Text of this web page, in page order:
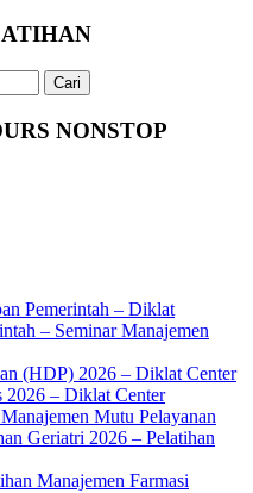
NONSTOP
Pemerintah – Diklat
– Seminar Manajemen
(HDP) 2026 – Diklat Center
2026 – Diklat Center
Mutu Pelayanan
Geriatri 2026 – Pelatihan
Manajemen Farmasi